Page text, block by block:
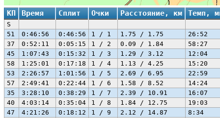
КП Время Сплит Очки Расстояние, км Темп,
S
51
0:46:56 0:46:56 1 / 1 1.75 / 1.75
26:52
37
0:52:11 0:05:15 1 / 2 0.09 / 1.84
58:27
45
1:07:43 0:15:32 1 / 3 1.29 / 3.12
12:04
58
1:25:01 0:17:18 1 / 4 1.13 / 4.25
15:20
53
2:26:57 1:01:56 1 / 5 2.69 / 6.95
22:59
57
2:49:41 0:22:44 1 / 6 1.58 / 8.52
14:24
35
3:28:10 0:38:29 1 / 7 2.39 / 10.91
16:07
40
4:03:14 0:35:04 1 / 8 1.84 / 12.75
19:03
47
4:21:26 0:18:12 1 / 9 2.12 / 14.87
8:34